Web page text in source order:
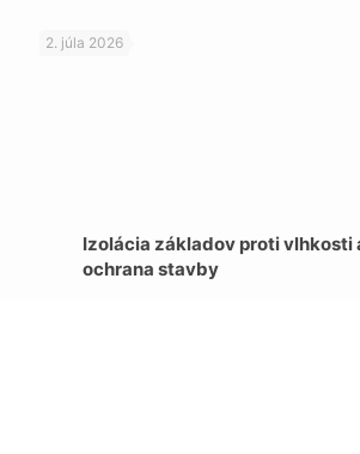
2. júla 2026
Izolácia základov proti vlhkosti
ochrana stavby